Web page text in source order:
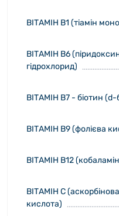
ВІТАМІН В1 (тіамін
ВІТАМІН В6
гідрохлорид)
ВІТАМІН B7 - біотин (d-
ВІТАМІН В9 (фолієва
ВІТАМІН В12
ВІТАМІН С (аскорбінова
кислота)